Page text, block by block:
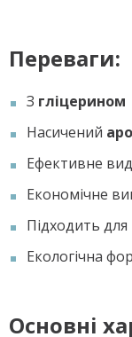
Переваги:
З гліцерином
Насичений
Ефективне
Економічне
Підходить
Екологічна
Основні